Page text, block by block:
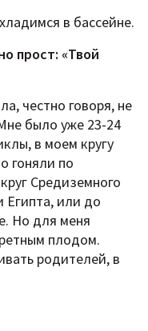
в бассейне.
прост: «Твой
честно говоря, не
было уже 23-24
в моем кругу
гоняли по
Средиземного
Египта, или до
Но для меня
плодом.
родителей, в